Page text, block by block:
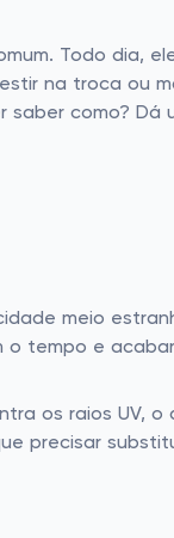
Todo dia,
na troca ou
como? Dá
meio
o tempo e
os raios UV,
precisar